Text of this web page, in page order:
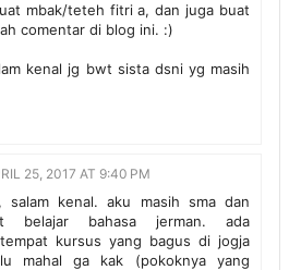
mbak/teteh fitri a, dan juga buat
comentar di blog ini. :)
kenal jg bwt sista dsni yg masih
25, 2017 AT 9:40 PM
kenal. aku masih sma dan
belajar bahasa jerman. ada
kursus yang bagus di jogja
mahal ga kak (pokoknya yang